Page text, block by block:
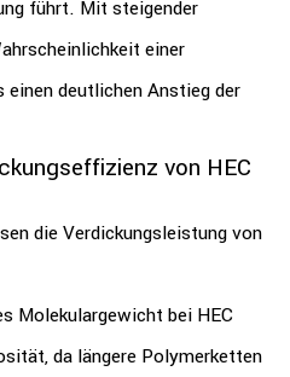
führt. Mit steigender
einer
einen deutlichen Anstieg der
von HEC
die Verdickungsleistung von
Molekulargewicht bei HEC
da längere Polymerketten